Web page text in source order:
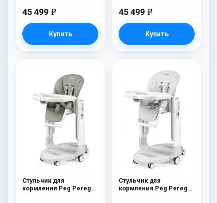
45 499 e
Купить
45 499 e
Купить
Стульчик для
кормления Peg Perego
Стульчик для
кормления Peg Perego